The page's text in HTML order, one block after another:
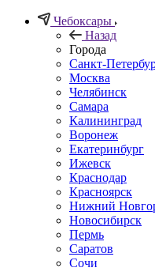
Чебоксары
Назад
Города
Санкт-
Москва
Челябинск
Самара
Калининград
Воронеж
Екатеринбург
Ижевск
Краснодар
Красноярск
Нижний
Новосибирск
Пермь
Саратов
Сочи